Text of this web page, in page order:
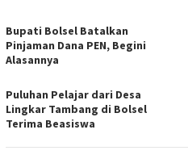
Bupati Bolsel Batalkan
Pinjaman Dana PEN, Begini
Alasannya
Puluhan Pelajar dari Desa
Lingkar Tambang di Bolsel
Terima Beasiswa